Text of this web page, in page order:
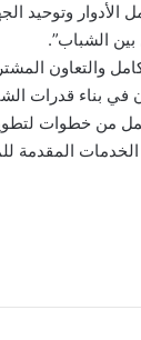
الأدوار وتوحيد
الشباب”.
والتعاون
في بناء قدرات
من خطوات
المقدمة